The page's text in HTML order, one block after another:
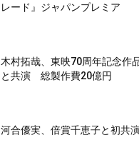
レード』ジャパンプレミア
木村拓哉、東映70周年記念作
と共演 総製作費20億円
河合優実、倍賞千恵子と初共演